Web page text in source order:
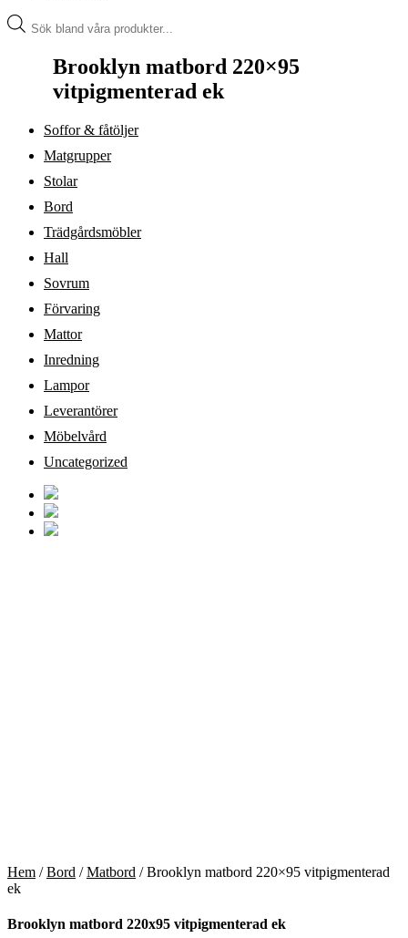
Produktsökning
Brooklyn matbord 220×95
vitpigmenterad ek
Soffor & fåtöljer
Matgrupper
Stolar
Bord
Trädgårdsmöbler
Hall
Sovrum
Förvaring
Mattor
Inredning
Lampor
Leverantörer
Möbelvård
Uncategorized
Hem /Bord /Matbord / Brooklyn matbord 220×95 vitpigmenterad
ek
Brooklyn matbord 220x95 vitpigmenterad ek